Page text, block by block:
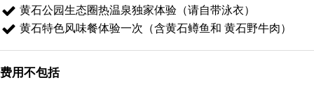
黄石公园生态圈热温泉独家体验（请自带泳衣）
黄石特色风味餐体验一次（含⻩⽯鳟⻥和 ⻩⽯野⽜肉）
费用不包括